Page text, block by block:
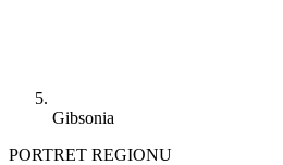
Gibsonia
PORTRET REGIONU